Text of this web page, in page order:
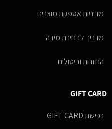
מדיניות אספקת מוצרים
מדריך לבחירת מידה
החזרות וביטולים
GIFT CARD
רכישת GIFT CARD